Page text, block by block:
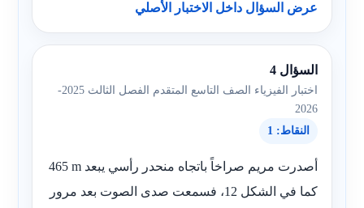
عرض السؤال داخل الاختبار الأصلي
السؤال 4
اختبار الفيزياء الصف التاسع المتقدم الفصل الثالث 2025-
2026
النقاط: 1
أصدرت مريم صراخاً باتجاه منحدر رأسي يبعد 465 m
كما في الشكل 12، فسمعت صدى الصوت بعد مرور